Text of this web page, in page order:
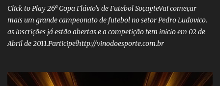
Nome: Victor Hugo de Araújo Veículo: Equipe do Mané Membro
02: Nome: Custódio Ricardo soares Teixeira Veículo: Rádio ...
Click to Play 26ª Copa Flávio's de Futebol SoçayteVai começar
mais um grande campeonato de futebol no setor Pedro Ludovico.
as inscrições já estão abertas e a competição tem inicio em 02 de
Abril de 2011.Participe!http://vinodoesporte.com.br